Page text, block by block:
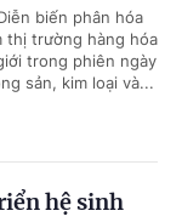
biến phân hóa
thị trường hàng hóa
trong phiên ngày
sản, kim loại và...
hệ sinh